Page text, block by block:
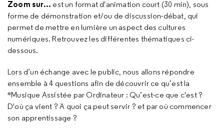
Zoom sur... est un format d'animation court (30 min), sous
forme de démonstration et/ou de discussion-débat, qui
permet de mettre en lumière un aspect des cultures
numériques. Retrouvez les différentes thématiques ci-
dessous.
Lors d’un échange avec le public, nous allons répondre
ensemble à 4 questions afin de découvrir ce qu’est la
*Musique Assistée par Ordinateur : Qu’est-ce que c'est ?
D'où ça vient ? A quoi ça peut servir ? et par où commencer
son apprentissage ?